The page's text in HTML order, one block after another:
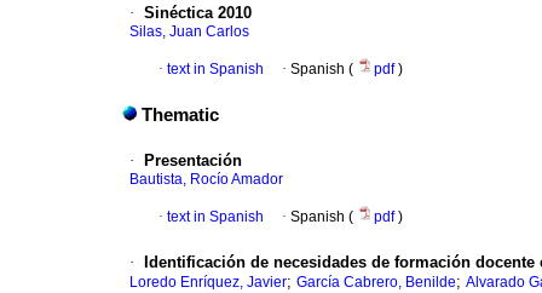
· Sinéctica 2010
Silas, Juan Carlos
· text in Spanish · Spanish ( pdf)
Thematic
· Presentación
Bautista, Rocío Amador
· text in Spanish · Spanish ( pdf)
· Identificación de necesidades de formación
Loredo Enríquez, Javier; García Cabrero, Benilde; Alvarado